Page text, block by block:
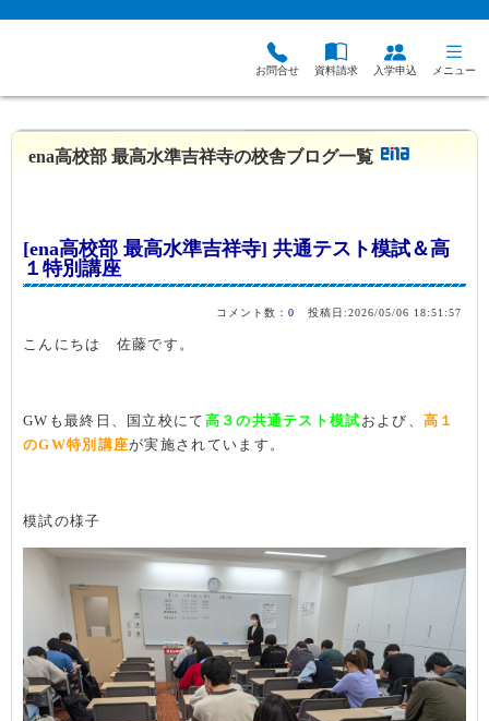
中学受験、高校受験、大学受験を目指
お問合せ 資料請求 入学申込
メニュー
ena高校部 最高水準吉祥寺の校舎ブログ一覧
[ena高校部 最高水準吉祥寺] 共通テスト模試＆高
１特別講座
コメント数： 0 投稿日:2026/05/06 18:51:57
こんにちは 佐藤です。
GWも最終日、国立校にて 高３の共通テスト模試 および、 高１
のGW特別講座が実施されています。
模試の様子